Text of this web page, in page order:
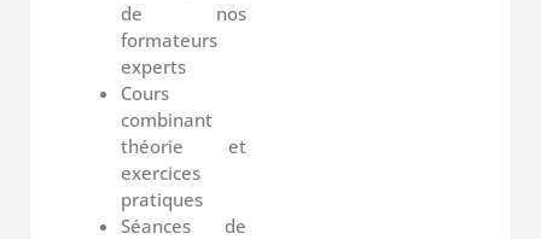
de nos
formateurs
experts
Cours
combinant
théorie et
exercices
pratiques
Séances de